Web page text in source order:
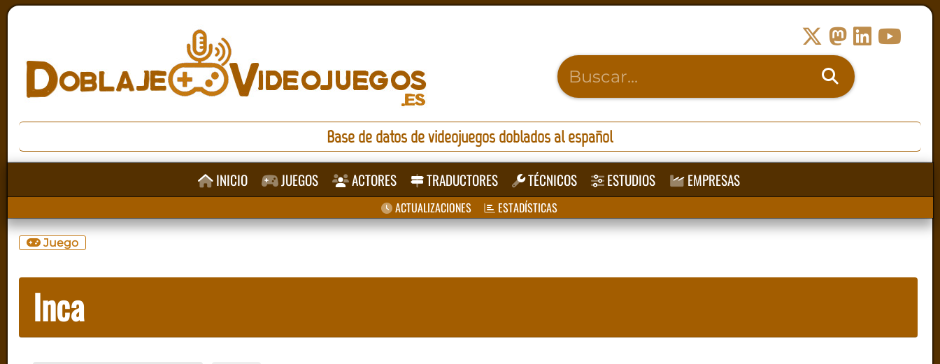
Base de datos de videojuegos doblados al español
INICIO JUEGOS ACTORES TRADUCTORES TÉCNICOS ESTUDIOS EMPRESAS
ACTUALIZACIONES ESTADÍSTICAS
Juego
Inca